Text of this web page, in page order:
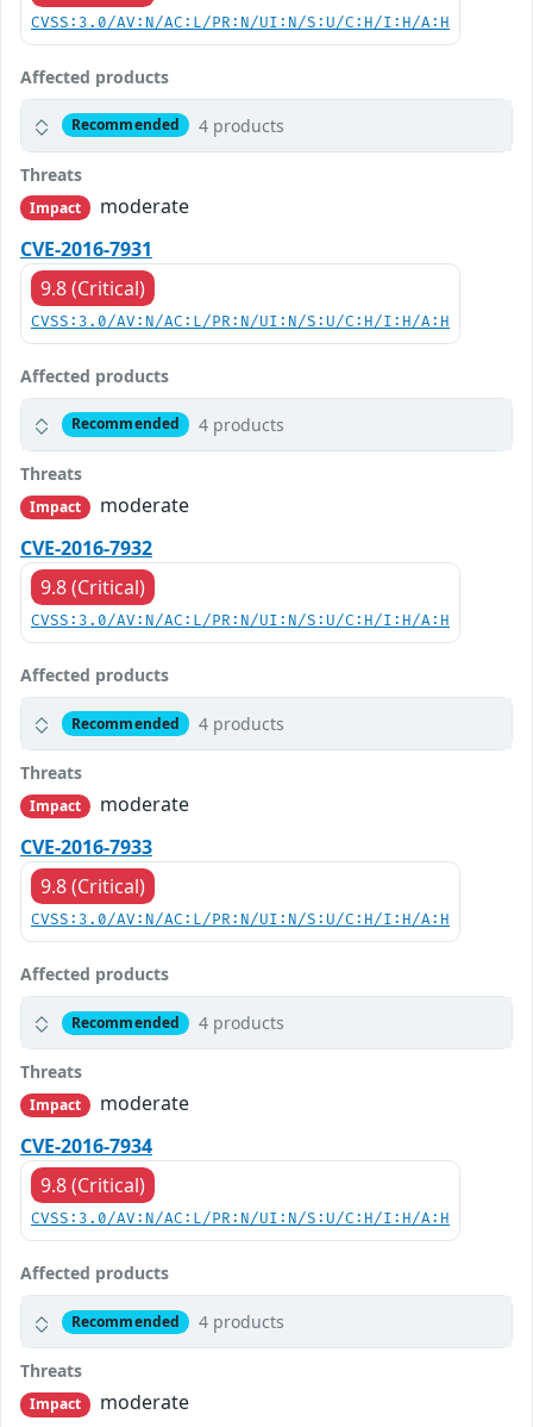
CVSS:3.0/AV:N/AC:L/PR:N/UI:N/S:U/C:H/I:H/A:H
Affected products
Recommended 4 products
Threats
Impact
moderate
CVE-2016-7931
9.8 (Critical)
CVSS:3.0/AV:N/AC:L/PR:N/UI:N/S:U/C:H/I:H/A:H
Affected products
Recommended 4 products
Threats
Impact
moderate
CVE-2016-7932
9.8 (Critical)
CVSS:3.0/AV:N/AC:L/PR:N/UI:N/S:U/C:H/I:H/A:H
Affected products
Recommended 4 products
Threats
Impact
moderate
CVE-2016-7933
9.8 (Critical)
CVSS:3.0/AV:N/AC:L/PR:N/UI:N/S:U/C:H/I:H/A:H
Affected products
Recommended 4 products
Threats
Impact
moderate
CVE-2016-7934
9.8 (Critical)
CVSS:3.0/AV:N/AC:L/PR:N/UI:N/S:U/C:H/I:H/A:H
Affected products
Recommended 4 products
Threats
Impact
moderate